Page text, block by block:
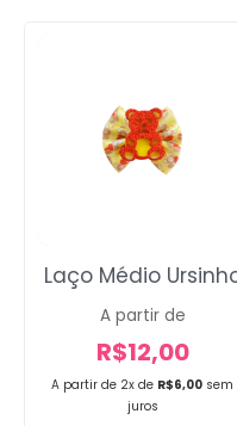
A partir de 2x de R$6,00 sem
juros
Laço Médio
A partir de
R$12,00